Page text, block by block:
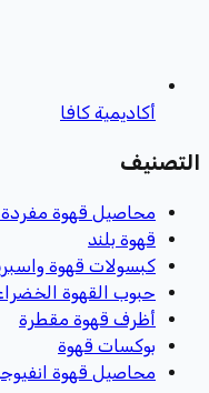
أكاديمية كافا
التصنيف
محاصيل قهوة مفردة
قهوة بلند
كبسولات قهوة
حبوب القهوة
أظرف قهوة مقطرة
بوكسات قهوة
محاصيل قهوة